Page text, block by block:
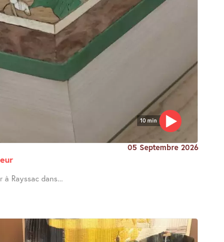
10 min
05 Septembre 2026
Rayssac dans...